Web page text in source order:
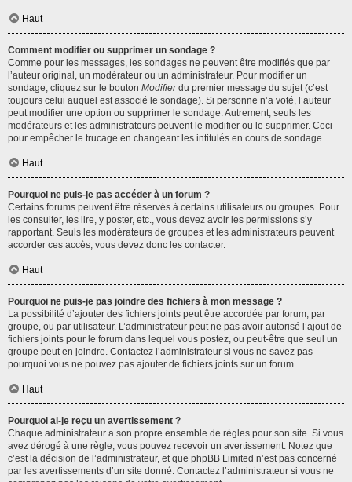
Haut
Comment modifier ou supprimer un sondage ?
Comme pour les messages, les sondages ne peuvent être modifiés que par
l’auteur original, un modérateur ou un administrateur. Pour modifier un
sondage, cliquez sur le bouton Modifierdu premier message du sujet (c’est
toujours celui auquel est associé le sondage). Si personne n’a voté, l’auteur
peut modifier une option ou supprimer le sondage. Autrement, seuls les
modérateurs et les administrateurs peuvent le modifier ou le supprimer. Ceci
pour empêcher le trucage en changeant les intitulés en cours de sondage.
Haut
Pourquoi ne puis-je pas accéder à un forum ?
Certains forums peuvent être réservés à certains utilisateurs ou groupes. Pour
les consulter, les lire, y poster, etc., vous devez avoir les permissions s’y
rapportant. Seuls les modérateurs de groupes et les administrateurs peuvent
accorder ces accès, vous devez donc les contacter.
Haut
Pourquoi ne puis-je pas joindre des fichiers à mon message ?
La possibilité d’ajouter des fichiers joints peut être accordée par forum, par
groupe, ou par utilisateur. L’administrateur peut ne pas avoir autorisé l’ajout de
fichiers joints pour le forum dans lequel vous postez, ou peut-être que seul un
groupe peut en joindre. Contactez l’administrateur si vous ne savez pas
pourquoi vous ne pouvez pas ajouter de fichiers joints sur un forum.
Haut
Pourquoi ai-je reçu un avertissement ?
Chaque administrateur a son propre ensemble de règles pour son site. Si vous
avez dérogé à une règle, vous pouvez recevoir un avertissement. Notez que
c’est la décision de l’administrateur, et que phpBB Limited n’est pas concerné
par les avertissements d’un site donné. Contactez l’administrateur si vous ne